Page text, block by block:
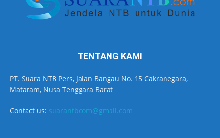
TENTANG KAMI
PT. Suara NTB Pers, Jalan Bangau No. 15 Cakranegara,
Mataram, Nusa Tenggara Barat
Contact us: suarantbcom@gmail.com